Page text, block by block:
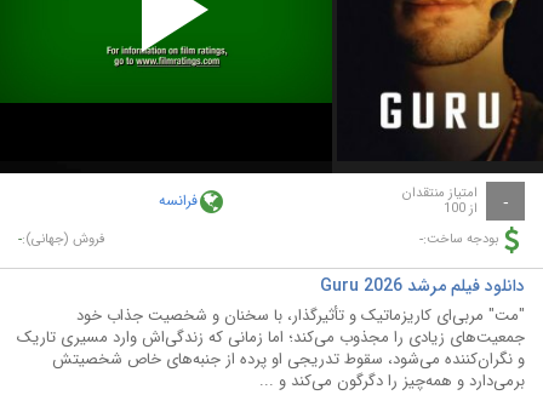
Play
Video
- امتیاز منتقدان
از 100 فرانسه
بودجه ساخت:- فروش (جهانی):-
دانلود فیلم مرشد Guru 2026
"مت" مربی‌ای کاریزماتیک و تأثیرگذار، با سخنان و شخصیت جذاب خود
جمعیت‌های زیادی را مجذوب می‌کند؛ اما زمانی که زندگی‌اش وارد مسیری تاریک
و نگران‌کننده می‌شود، سقوط تدریجی او پرده از جنبه‌های خاص شخصیتش
برمی‌دارد و همه‌چیز را دگرگون می‌کند و ...